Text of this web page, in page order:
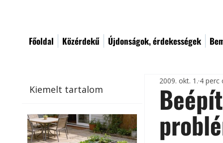
Főoldal Közérdekű Újdonságok, érdekességek
Kiemelt tartalom
2009. okt. 1. 4 perc